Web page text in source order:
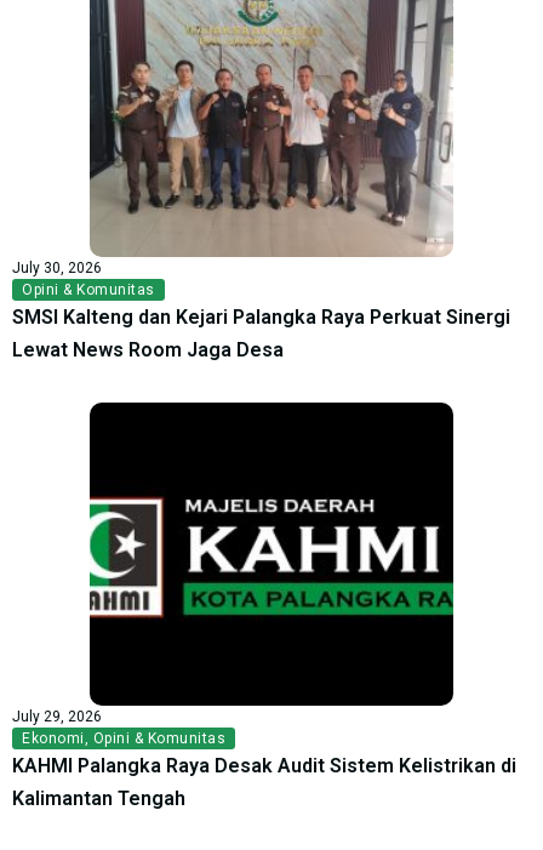
July 30, 2026
Opini & Komunitas
SMSI Kalteng dan Kejari Palangka Raya Perkuat Sinergi
Lewat News Room Jaga Desa
July 29, 2026
Ekonomi, Opini & Komunitas
KAHMI Palangka Raya Desak Audit Sistem Kelistrikan di
Kalimantan Tengah